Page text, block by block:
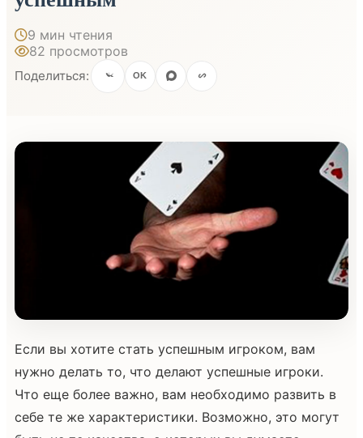
9 мин чтения
82 просмотров
Поделиться: OK
Если вы хотите стать успешным игроком, вам
нужно делать то, что делают успешные игроки.
Что еще более важно, вам необходимо развить в
себе те же характеристики. Возможно, это могут